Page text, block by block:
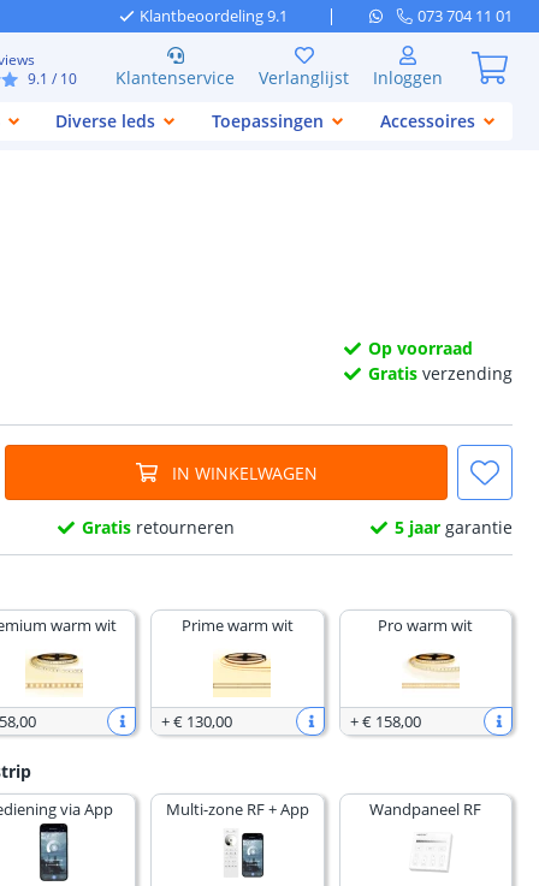
Klantbeoordeling 9.1 073 704 11 01
9.1 / 10 Klantenservice Verlanglijst
Inloggen
Diverse leds Toepassingen Accessoires
Op voorraad
Gratis verzending
IN WINKELWAGEN
Gratis retourneren 5 jaargarantie
warm wit
,00
Prime warm wit
+€ 130,00
Pro warm wit
+€ 158,00
via App Multi-zone RF + App Wandpaneel RF